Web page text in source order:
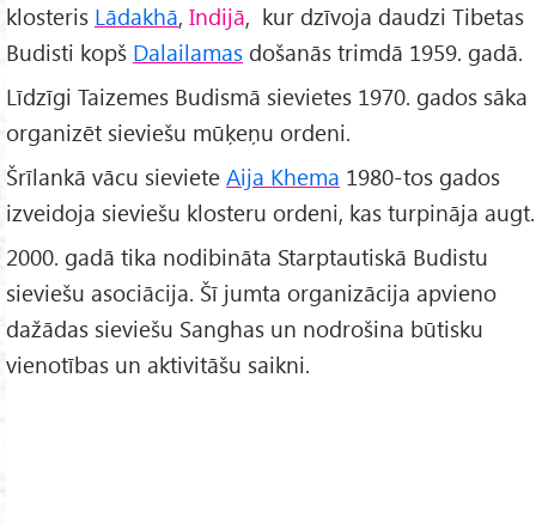
klosteris Lādakhā, Indijā, kur dzīvoja daudzi Tibetas
Budisti kopš Dalailamas došanās trimdā 1959. gadā.
Līdzīgi Taizemes Budismā sievietes 1970. gados sāka
organizēt sieviešu mūķeņu ordeni.
Šrīlankā vācu sieviete Aija Khema 1980-tos gados
izveidoja sieviešu klosteru ordeni, kas turpināja augt.
2000. gadā tika nodibināta Starptautiskā Budistu
sieviešu asociācija. Šī jumta organizācija apvieno
dažādas sieviešu Sanghas un nodrošina būtisku
vienotības un aktivitāšu saikni.